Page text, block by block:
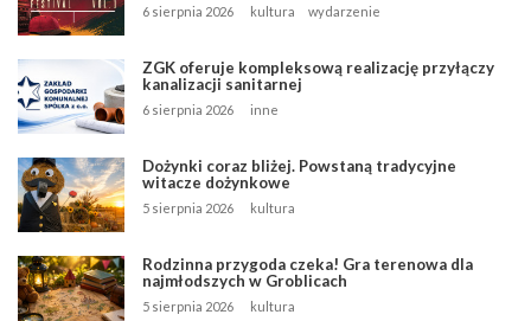
6 sierpnia 2026 kultura wydarzenie
ZGK oferuje kompleksową realizację przyłączy
kanalizacji sanitarnej
6 sierpnia 2026 inne
Dożynki coraz bliżej. Powstaną tradycyjne
witacze dożynkowe
5 sierpnia 2026 kultura
Rodzinna przygoda czeka! Gra terenowa dla
najmłodszych w Groblicach
5 sierpnia 2026 kultura